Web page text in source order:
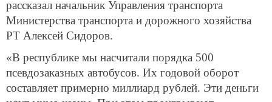
рассказал начальник Управления транспорта
Министерства транспорта и дорожного хозяйства
РТ Алексей Сидоров.
«В республике мы насчитали порядка 500
псевдозаказных автобусов. Их годовой оборот
составляет примерно миллиард рублей. Эти деньги